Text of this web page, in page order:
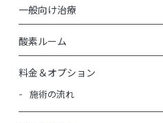
一般向け治療
酸素ルーム
料金＆オプション
施術の流れ